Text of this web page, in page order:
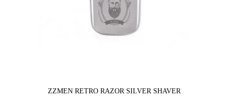
ZZMEN RETRO RAZOR SILVER SHAVER